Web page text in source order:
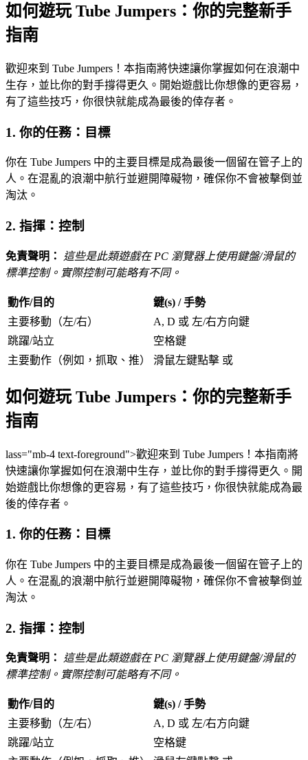
如何遊玩 Tube Jumpers：你的完整新手
指南
歡迎來到 Tube Jumpers！本指南將快速讓你掌握如何在浪潮中
生存，並比你的對手撐得更久。開始遊戲比你想像的更容易，
有了這些技巧，你很快就能成為最後的倖存者。
1. 你的任務：目標
你在 Tube Jumpers 中的主要目標是成為最後一個留在管子上的
人。在混亂的浪潮中航行並避開障礙物，確保你不會被擊倒並
淘汰。
2. 指揮：控制
免責聲明：
這些是此類遊戲在 PC 瀏覽器上使用鍵盤/滑鼠的
標準控制。實際控制可能略有不同。
動作/目的
鍵(s) / 手勢
主要移動（左/右）
A, D 或 左/右方向鍵
跳躍/站立
空格鍵
主要動作（例如，抓取、推）
滑鼠左鍵點擊 或
如何遊玩 Tube Jumpers：你的完整新手
指南
lass="mb-4 text-foreground">歡迎來到 Tube Jumpers！本指南將
快速讓你掌握如何在浪潮中生存，並比你的對手撐得更久。開
始遊戲比你想像的更容易，有了這些技巧，你很快就能成為最
後的倖存者。
1. 你的任務：目標
你在 Tube Jumpers 中的主要目標是成為最後一個留在管子上的
人。在混亂的浪潮中航行並避開障礙物，確保你不會被擊倒並
淘汰。
2. 指揮：控制
免責聲明：
這些是此類遊戲在 PC 瀏覽器上使用鍵盤/滑鼠的
標準控制。實際控制可能略有不同。
動作/目的
鍵(s) / 手勢
主要移動（左/右）
A, D 或 左/右方向鍵
跳躍/站立
空格鍵